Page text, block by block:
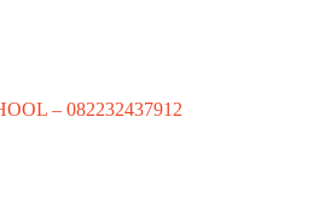
– 082232437912